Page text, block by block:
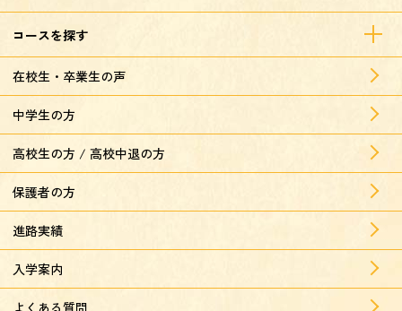
コースを探す
在校生・卒業生の声
中学生の方
高校生の方 / 高校中退の方
保護者の方
進路実績
入学案内
よくある質問